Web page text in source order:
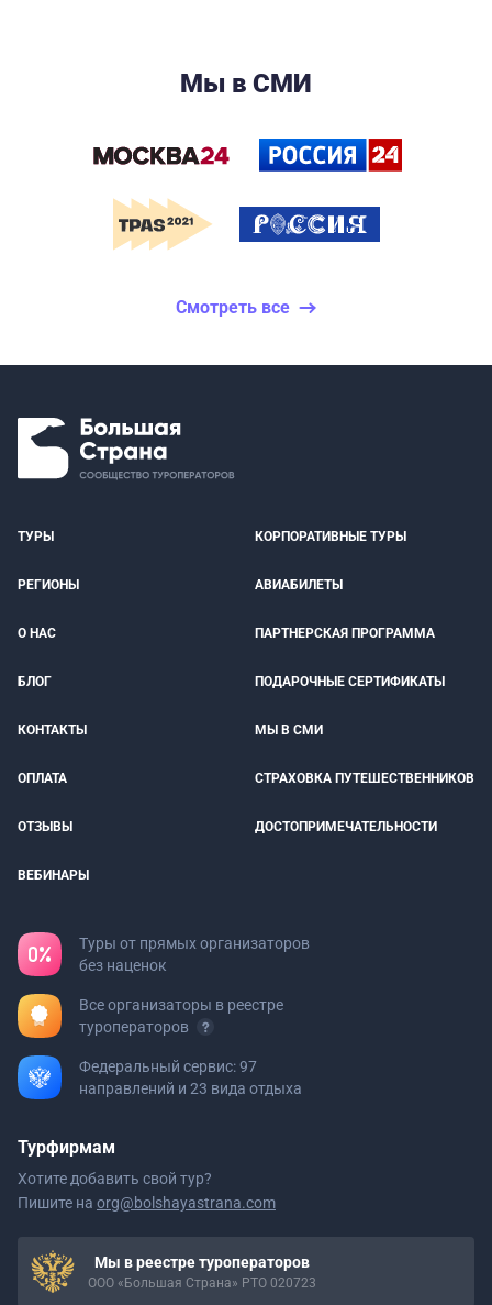
Мы в СМИ
Смотреть все
ТУРЫ КОРПОРАТИВНЫЕ ТУРЫ
РЕГИОНЫ АВИАБИЛЕТЫ
О НАС ПАРТНЕРСКАЯ ПРОГРАММА
БЛОГ ПОДАРОЧНЫЕ СЕРТИФИКАТЫ
КОНТАКТЫ МЫ В СМИ
ОПЛАТА СТРАХОВКА ПУТЕШЕСТВЕННИКОВ
ОТЗЫВЫ ДОСТОПРИМЕЧАТЕЛЬНОСТИ
ВЕБИНАРЫ
Туры от прямых организаторов
без наценок
Все организаторы в реестре
туроператоров
Федеральный сервис: 97
направлений и 23 вида отдыха
Турфирмам
Хотите добавить свой тур?
Пишите на org@bolshayastrana.com
Мы в реестре туроператоров
ООО «Большая Страна» РТО 020723